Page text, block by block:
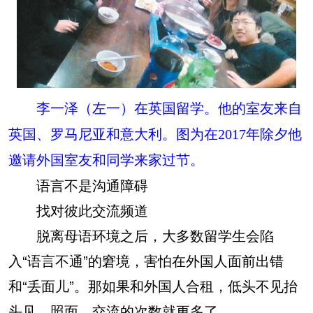
李一泽（左一）在英国留学。他的室友来自
英国、罗马尼亚和意大利。图为在2017年除夕他
邀请外国室友和同学来家过节。
语言不是沟通障碍
找对彼此交流频道
脱离母语环境之后，大多数留学生会陷
入“语言不通”的窘境，害怕在外国人面前出错
和“丢面儿”。那如果和外国人合租，低头不见抬